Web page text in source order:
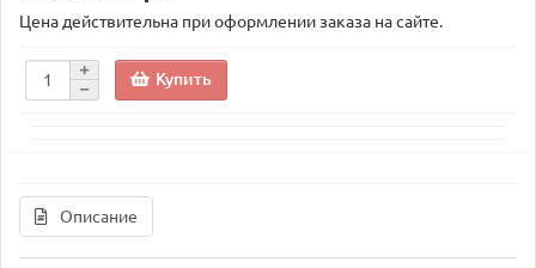
Цена действительна при оформлении заказа на сайте.
Купить
Описание